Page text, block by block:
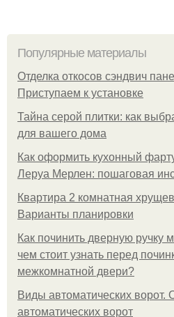
Популярные материалы
Отделка откосов сэндвич
Приступаем к установке
Тайна серой плитки: как
для вашего дома
Как оформить кухонный
Леруа Мерлен: пошаговая
Квартира 2 комнатная
Варианты планировки
Как починить дверную ручку
чем стоит узнать перед
межкомнатной двери?
Виды автоматических
автоматических ворот